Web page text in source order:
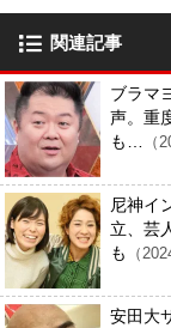
関連記事
ブラマ
声。重
も… （
尼神イ
立、芸
も
（
安田大